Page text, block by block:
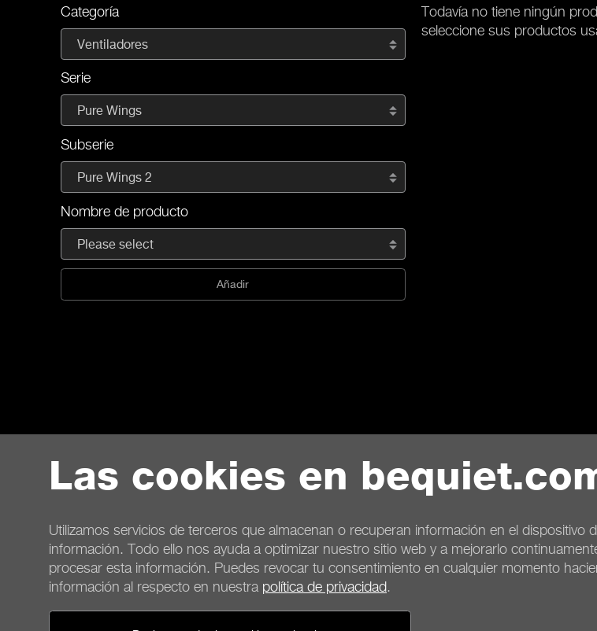
Las cookies en
Utilizamos servicios de terceros que almacenan o recuperan información en el
información. Todo ello nos ayuda a optimizar nuestro sitio web y a mejorarlo
procesar esta información. Puedes revocar tu consentimiento en cualquier momento
información al respecto en nuestra política de privacidad.
Categoría
Ventiladores
Serie
Pure Wings
Subserie
Pure Wings 2
Nombre de producto
Please select
Añadir
Todavía no tiene ningún
seleccione sus productos
Contacto